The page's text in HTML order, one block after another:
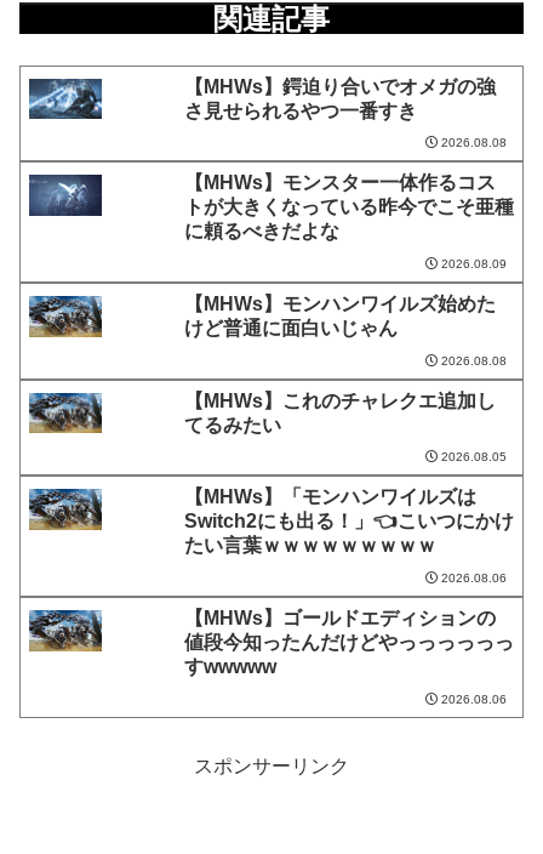
関連記事
【MHWs】鍔迫り合いでオメガの強
さ見せられるやつ一番すき
2026.08.08
【MHWs】モンスター一体作るコス
トが大きくなっている昨今でこそ亜種
に頼るべきだよな
2026.08.09
【MHWs】モンハンワイルズ始めた
けど普通に面白いじゃん
2026.08.08
【MHWs】これのチャレクエ追加し
てるみたい
2026.08.05
【MHWs】「モンハンワイルズは
Switch2にも出る！」👈こいつにかけ
たい言葉ｗｗｗｗｗｗｗｗｗ
2026.08.06
【MHWs】ゴールドエディションの
値段今知ったんだけどやっっっっっっ
すwwwww
2026.08.06
スポンサーリンク